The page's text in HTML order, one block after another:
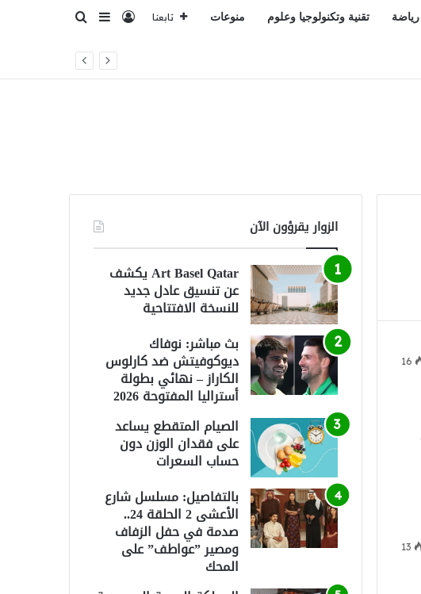
رياضة تقنية وتكنولوجيا وعلوم منوعات تابعنا تسجيل الدخول
إضافة عمود
بحث عن
16
13
الزوار يقرؤون الآن
Art Basel Qatar يكشف
عن تنسيق عادل جديد
للنسخة الافتتاحية
بث مباشر: نوفاك
ديوكوفيتش ضد كارلوس
الكاراز – نهائي بطولة
أستراليا المفتوحة 2026
الصيام المتقطع يساعد
على فقدان الوزن دون
حساب السعرات
بالتفاصيل: مسلسل شارع
الأعشى 2 الحلقة 24..
صدمة في حفل الزفاف
ومصير ”عواطف” على
المحك